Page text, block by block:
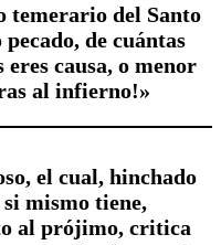
temerario del Santo
de cuántas
eres causa, o menor
al infierno!»
el cual, hinchado
mismo tiene,
al prójimo, critica